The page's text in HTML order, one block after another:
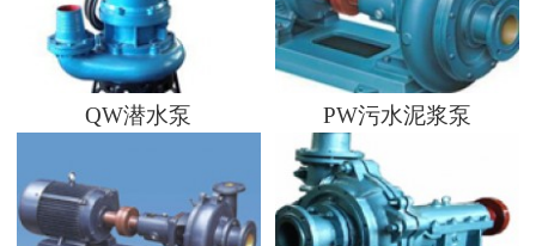
联系我们
QW潜水泵 PW污水泥浆泵